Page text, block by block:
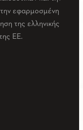
εφαρμοσμένη
της ελληνικής
ΕΕ.